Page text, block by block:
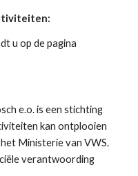
u op de pagina
e.o. is een stichting
kan ontplooien
Ministerie van VWS.
verantwoording